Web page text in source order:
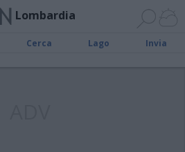
Lombardia
Cerca Lago Invia